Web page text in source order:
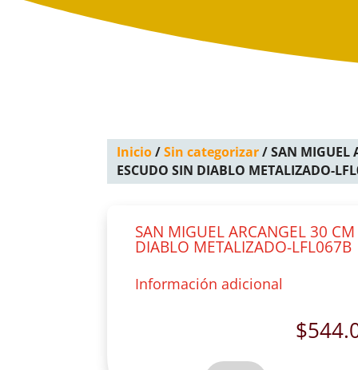
Inicio/Sin categorizar/ SAN MIGUEL
ESCUDO SIN DIABLO METALIZADO-
SAN MIGUEL ARCANGEL 30
DIABLO METALIZADO-LFL067B
Información adicional
$